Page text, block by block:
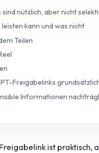
nützlich, aber nicht
kann und was nicht
Teilen
Freigabelinks
Informationen
ist